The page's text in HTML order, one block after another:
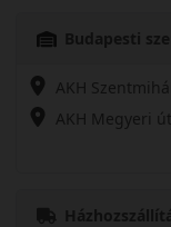
Budapesti
AKH
AKH Megyeri út